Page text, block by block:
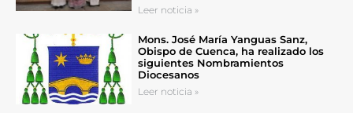
Leer noticia »
Mons. José María Yanguas Sanz,
Obispo de Cuenca, ha realizado los
siguientes Nombramientos
Diocesanos
Leer noticia »